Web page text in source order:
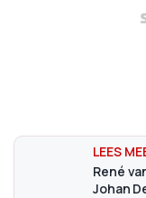
René
Johan